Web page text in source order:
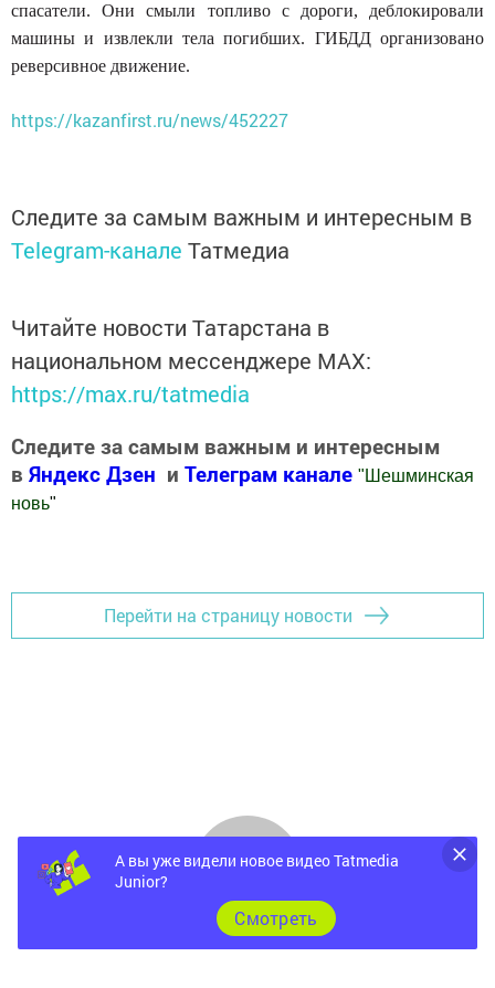
спасатели. Они смыли топливо с дороги, деблокировали
машины и извлекли тела погибших. ГИБДД организовано
реверсивное движение.
https://kazanfirst.ru/news/452227
Следите за самым важным и интересным в
Telegram-канале Татмедиа
Читайте новости Татарстана в
национальном мессенджере MАХ:
https://max.ru/tatmedia
Следите за самым важным и интересным
в Яндекс Дзен и Телеграм канале " Шешминская
новь"
Перейти на страницу новости
А вы уже видели новое видео Tatmedia
Junior?
Cмотреть